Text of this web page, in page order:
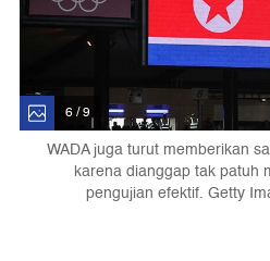
6 / 9
WADA juga turut memberikan
karena dianggap tak patuh
pengujian efektif. Getty